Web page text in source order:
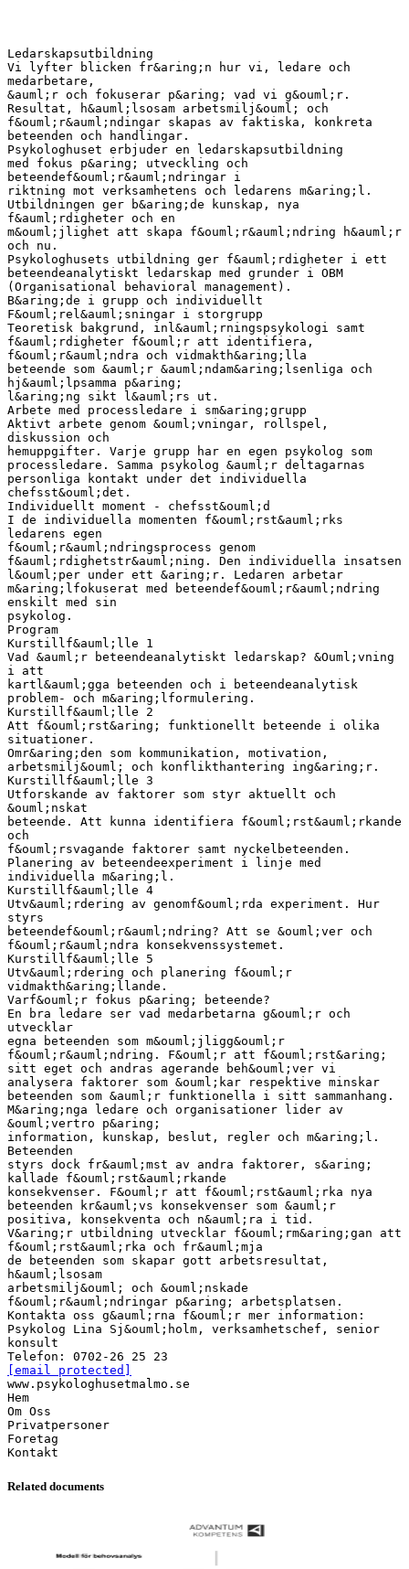
Ledarskapsutbildning
Vi lyfter blicken fr&aring;n hur vi, ledare och
medarbetare,
&auml;r och fokuserar p&aring; vad vi g&ouml;r.
Resultat, h&auml;lsosam arbetsmilj&ouml; och
f&ouml;r&auml;ndingar skapas av faktiska, konkreta
beteenden och handlingar.
Psykologhuset erbjuder en ledarskapsutbildning
med fokus p&aring; utveckling och
beteendef&ouml;r&auml;ndringar i
riktning mot verksamhetens och ledarens m&aring;l.
Utbildningen ger b&aring;de kunskap, nya
f&auml;rdigheter och en
m&ouml;jlighet att skapa f&ouml;r&auml;ndring h&auml;r
och nu.
Psykologhusets utbildning ger f&auml;rdigheter i ett
beteendeanalytiskt ledarskap med grunder i OBM
(Organisational behavioral management).
B&aring;de i grupp och individuellt
F&ouml;rel&auml;sningar i storgrupp
Teoretisk bakgrund, inl&auml;rningspsykologi samt
f&auml;rdigheter f&ouml;r att identifiera,
f&ouml;r&auml;ndra och vidmakth&aring;lla
beteende som &auml;r &auml;ndam&aring;lsenliga och
hj&auml;lpsamma p&aring;
l&aring;ng sikt l&auml;rs ut.
Arbete med processledare i sm&aring;grupp
Aktivt arbete genom &ouml;vningar, rollspel,
diskussion och
hemuppgifter. Varje grupp har en egen psykolog som
processledare. Samma psykolog &auml;r deltagarnas
personliga kontakt under det individuella
chefsst&ouml;det.
Individuellt moment - chefsst&ouml;d
I de individuella momenten f&ouml;rst&auml;rks
ledarens egen
f&ouml;r&auml;ndringsprocess genom
f&auml;rdighetstr&auml;ning. Den individuella insatsen
l&ouml;per under ett &aring;r. Ledaren arbetar
m&aring;lfokuserat med beteendef&ouml;r&auml;ndring
enskilt med sin
psykolog.
Program
Kurstillf&auml;lle 1
Vad &auml;r beteendeanalytiskt ledarskap? &Ouml;vning
i att
kartl&auml;gga beteenden och i beteendeanalytisk
problem- och m&aring;lformulering.
Kurstillf&auml;lle 2
Att f&ouml;rst&aring; funktionellt beteende i olika
situationer.
Omr&aring;den som kommunikation, motivation,
arbetsmilj&ouml; och konflikthantering ing&aring;r.
Kurstillf&auml;lle 3
Utforskande av faktorer som styr aktuellt och
&ouml;nskat
beteende. Att kunna identifiera f&ouml;rst&auml;rkande
och
f&ouml;rsvagande faktorer samt nyckelbeteenden.
Planering av beteendeexperiment i linje med
individuella m&aring;l.
Kurstillf&auml;lle 4
Utv&auml;rdering av genomf&ouml;rda experiment. Hur
styrs
beteendef&ouml;r&auml;ndring? Att se &ouml;ver och
f&ouml;r&auml;ndra konsekvenssystemet.
Kurstillf&auml;lle 5
Utv&auml;rdering och planering f&ouml;r
vidmakth&aring;llande.
Varf&ouml;r fokus p&aring; beteende?
En bra ledare ser vad medarbetarna g&ouml;r och
utvecklar
egna beteenden som m&ouml;jligg&ouml;r
f&ouml;r&auml;ndring. F&ouml;r att f&ouml;rst&aring;
sitt eget och andras agerande beh&ouml;ver vi
analysera faktorer som &ouml;kar respektive minskar
beteenden som &auml;r funktionella i sitt sammanhang.
M&aring;nga ledare och organisationer lider av
&ouml;vertro p&aring;
information, kunskap, beslut, regler och m&aring;l.
Beteenden
styrs dock fr&auml;mst av andra faktorer, s&aring;
kallade f&ouml;rst&auml;rkande
konsekvenser. F&ouml;r att f&ouml;rst&auml;rka nya
beteenden kr&auml;vs konsekvenser som &auml;r
positiva, konsekventa och n&auml;ra i tid.
V&aring;r utbildning utvecklar f&ouml;rm&aring;gan att
f&ouml;rst&auml;rka och fr&auml;mja
de beteenden som skapar gott arbetsresultat,
h&auml;lsosam
arbetsmilj&ouml; och &ouml;nskade
f&ouml;r&auml;ndringar p&aring; arbetsplatsen.
Kontakta oss g&auml;rna f&ouml;r mer information:
Psykolog Lina Sj&ouml;holm, verksamhetschef, senior
konsult
[email protected]
www.psykologhusetmalmo.se
Hem
Om Oss
Privatpersoner
Foretag
Related documents